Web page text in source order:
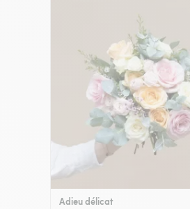
Adieu délicat